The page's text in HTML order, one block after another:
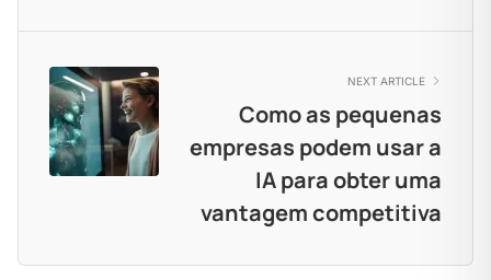
NEXT ARTICLE
Como as pequenas
empresas podem usar a
IA para obter uma
vantagem competitiva